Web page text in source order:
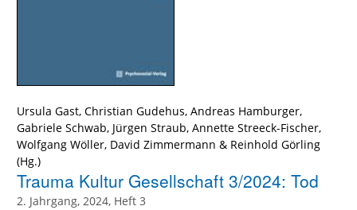
Ursula Gast, Christian Gudehus, Andreas Hamburger,
Gabriele Schwab, Jürgen Straub, Annette Streeck-Fischer,
Wolfgang Wöller, David Zimmermann & Reinhold Görling
Trauma Kultur Gesellschaft 3/2024: Tod
2. Jahrgang, 2024, Heft 3